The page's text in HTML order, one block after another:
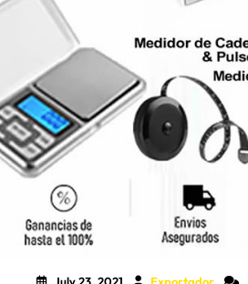
July 23, 2021 Exportador